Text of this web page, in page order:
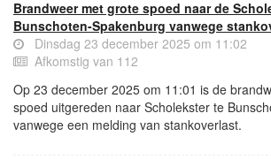
Brandweer met grote spoed naar de
Bunschoten-Spakenburg vanwege
Dinsdag 23 december 2025 om 11:02
Afkomstig van 112
Op 23 december 2025 om 11:01 is de
spoed uitgereden naar Scholekster te
vanwege een melding van stankoverlast.